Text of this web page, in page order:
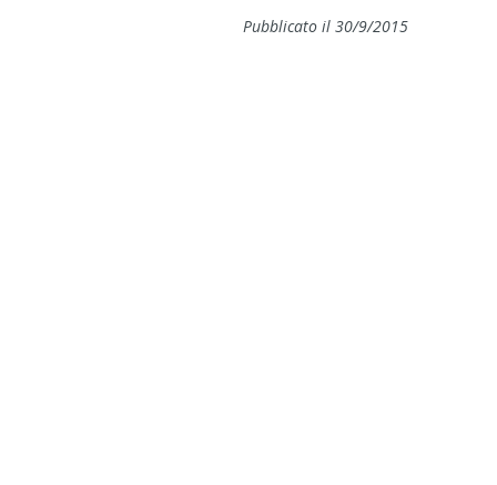
Pubblicato il 30/9/2015